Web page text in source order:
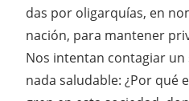
das por oligarquías, en
nación, para mantener
Nos intentan contagiar
nada saludable: ¿Por qué